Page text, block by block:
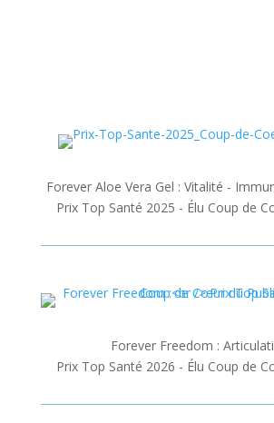
Forever Aloe Vera Gel : Vitalité -
Prix Top Santé 2025 - Élu Coup de
Forever Freedom :
Prix Top Santé 2026 - Élu Coup de